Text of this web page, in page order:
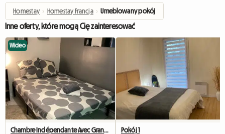
Homestay › Homestay Francja › Umeblowany pokój
Inne oferty, które mogą Cię zainteresować
Wideo
Pokój 1